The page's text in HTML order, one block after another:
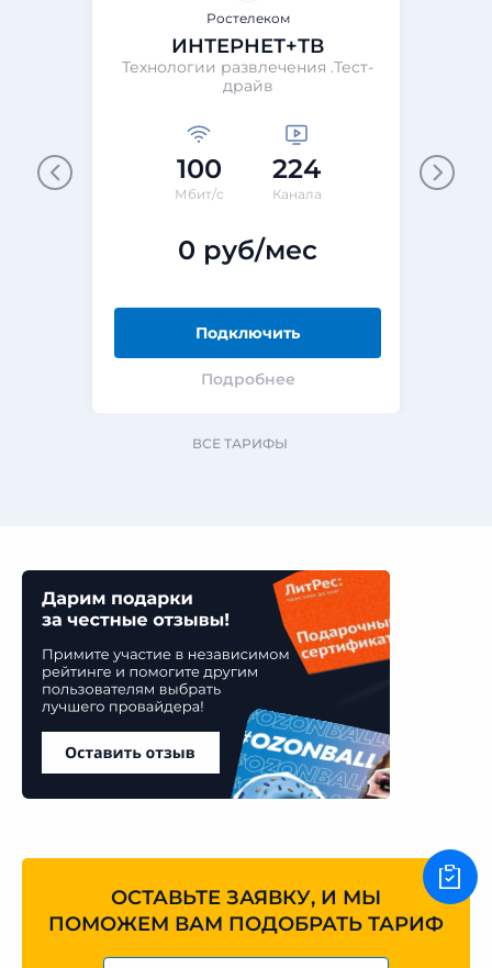
Ростелеком
ИНТЕРНЕТ+ТВ
Технологии развлечения .Тест-
драйв
100
Мбит/с
224
Канала
0 руб/мес
Подключить
Подробнее
ВСЕ ТАРИФЫ
ОСТАВЬТЕ ЗАЯВКУ, И МЫ
ПОМОЖЕМ ВАМ ПОДОБРАТЬ ТАРИФ